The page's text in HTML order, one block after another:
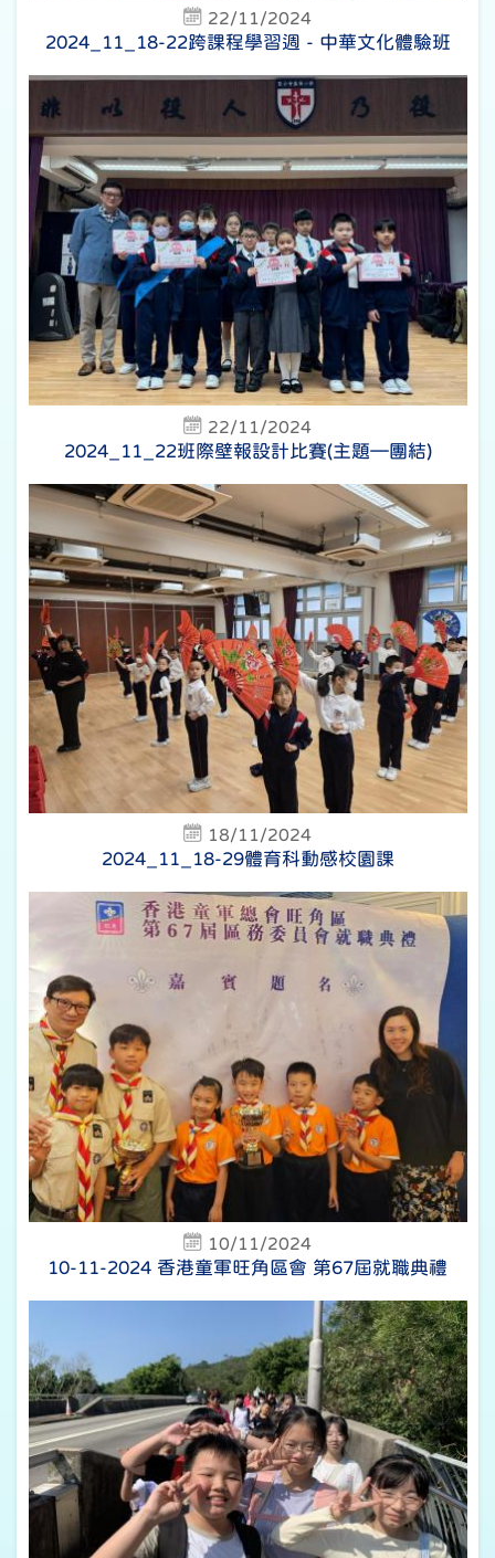
22/11/2024
2024_11_18-22跨課程學習週 - 中華文化體驗班
22/11/2024
2024_11_22班際壁報設計比賽(主題—團結)
18/11/2024
2024_11_18-29體育科動感校園課
10/11/2024
10-11-2024 香港童軍旺角區會 第67屆就職典禮